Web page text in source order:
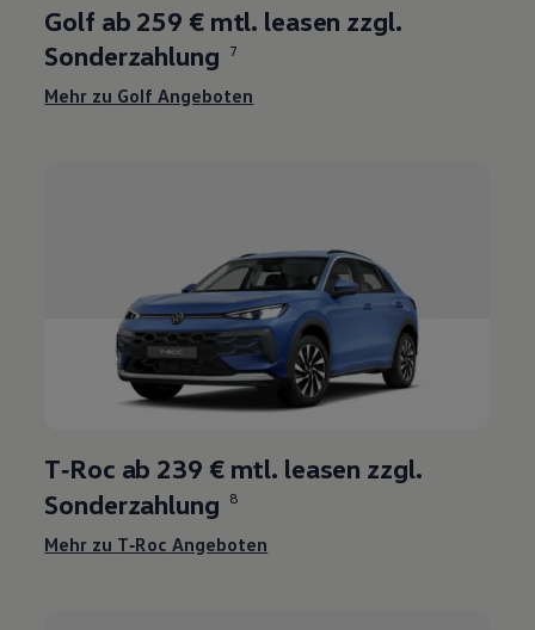
Golf ab 259 €mtl. leasen zzgl.
Sonderzahlung
7
Mehr zu Golf Angeboten
T‑Roc ab 239 € mtl. leasen zzgl.
Sonderzahlung
8
Mehr zu T‑Roc Angeboten